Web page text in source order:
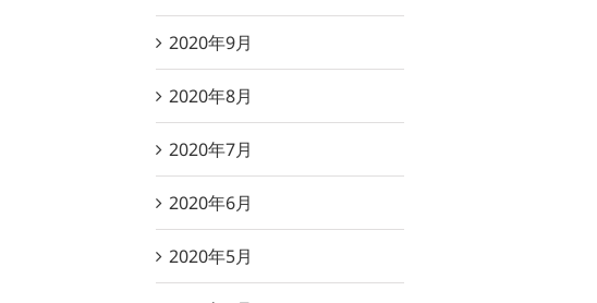
2020年9月
2020年8月
2020年7月
2020年6月
2020年5月